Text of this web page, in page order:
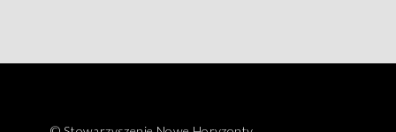
Korzystanie ze wszystkich aplikacji Serwisu może być